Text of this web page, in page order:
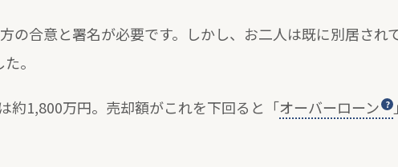
合意と署名が必要です。しかし、お二人は既に別居され
。
は約1,800万円。売却額がこれを下回ると「オーバーローン